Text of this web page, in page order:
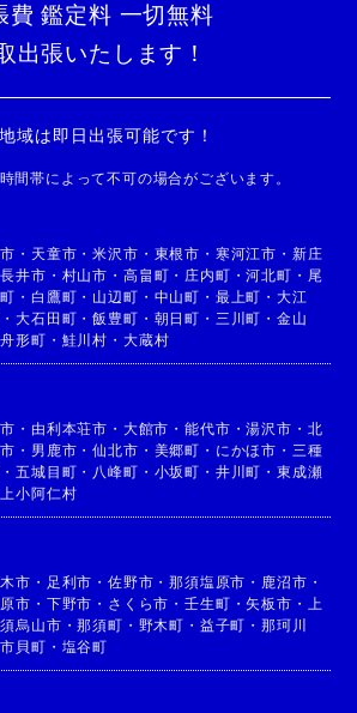
費 鑑定料 一切無料
出張いたします！
域は即日出張可能です！
間帯によって不可の場合がございます。
・ 天童市 ・米沢市 ・ 東根市 ・ 寒河江市 ・ 新庄
長井市 ・ 村山市 ・ 高畠町 ・ 庄内町 ・河北町 ・ 尾
・ 白鷹町 ・ 山辺町 ・ 中山町 ・ 最上町 ・ 大江
・大石田町 ・飯豊町 ・ 朝日町 ・ 三川町 ・ 金山
舟形町 ・ 鮭川村 ・ 大蔵村
・ 由利本荘市 ・ 大館市 ・能代市 ・湯沢市 ・ 北
・ 男鹿市 ・仙北市 ・ 美郷町 ・ にかほ市 ・ 三種
・五城目町 ・ 八峰町 ・ 小坂町 ・ 井川町 ・ 東成瀬
上小阿仁村
市 ・ 足利市 ・佐野市 ・那須塩原市 ・ 鹿沼市 ・
市 ・ 下野市 ・ さくら市 ・壬生町 ・矢板市 ・
上
烏山市 ・那須町 ・ 野木町 ・ 益子町 ・那珂川
市貝町 ・ 塩谷町